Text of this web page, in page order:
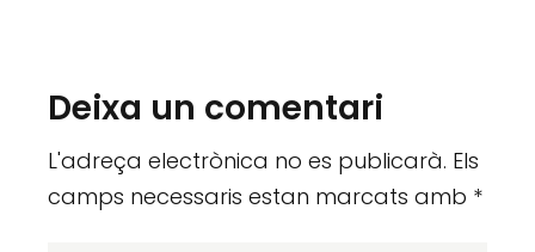
Deixa un comentari
L'adreça electrònica no es publicarà. Els
camps necessaris estan marcats amb *